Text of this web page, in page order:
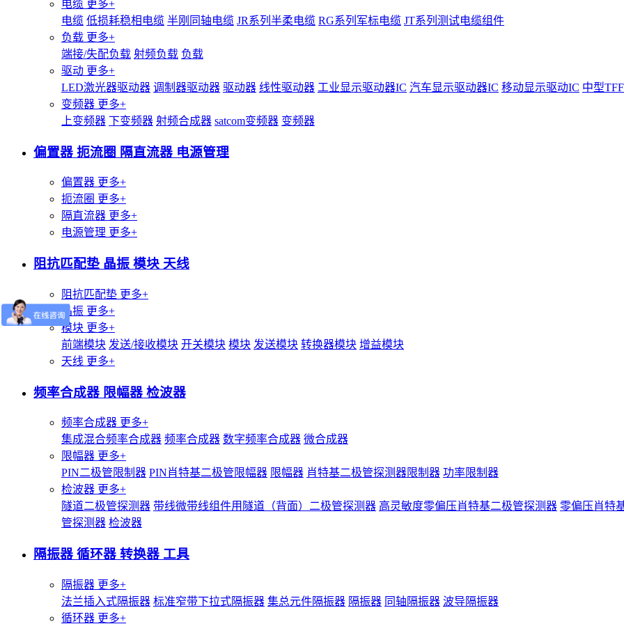
电缆 更多+
电缆 低损耗稳相电缆 半刚同轴电缆 JR系列半柔电缆 RG系列军标电缆 JT系列测试电缆组件
负载 更多+
端接/失配负载 射频负载 负载
驱动 更多+
LED激光器驱动器 调制器驱动器 驱动器 线性驱动器 工业显示驱动器IC 汽车显示驱动器IC 移动显示驱动IC 中型
变频器 更多+
上变频器 下变频器 射频合成器 satcom变频器 变频器
偏置器 扼流圈 隔直流器 电源管理
偏置器 更多+
扼流圈 更多+
隔直流器 更多+
电源管理 更多+
阻抗匹配垫 晶振 模块 天线
阻抗匹配垫 更多+
晶振 更多+
模块 更多+
前端模块 发送/接收模块 开关模块 模块 发送模块 转换器模块 增益模块
天线 更多+
频率合成器 限幅器 检波器
频率合成器 更多+
集成混合频率合成器 频率合成器 数字频率合成器 微合成器
限幅器 更多+
PIN二极管限制器 PIN肖特基二极管限幅器 限幅器 肖特基二极管探测器限制器 功率限制器
检波器 更多+
隧道二极管探测器 带线微带线组件用隧道（背面）二极管探测器 高灵敏度零偏压肖特基二极管探测器 零偏压肖特
管探测器 检波器
隔振器 循环器 转换器 工具
隔振器 更多+
法兰插入式隔振器 标准窄带下拉式隔振器 集总元件隔振器 隔振器 同轴隔振器 波导隔振器
循环器 更多+